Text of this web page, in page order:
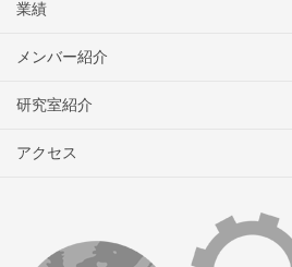
業績
メンバー紹介
研究室紹介
アクセス